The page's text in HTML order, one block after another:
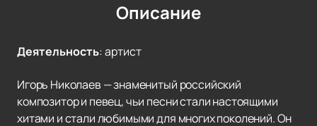
Описание
Деятельность:артист
Игорь Николаев — знаменитый российский
композитор и певец, чьи песни стали настоящими
хитами и стали любимыми для многих поколений. Он